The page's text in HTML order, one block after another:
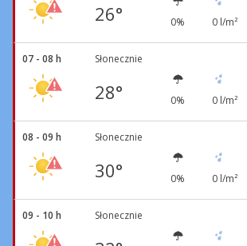
26° 0% 0 l/m²
07 - 08 h Słonecznie
28° 0% 0 l/m²
08 - 09 h Słonecznie
30° 0% 0 l/m²
09 - 10 h Słonecznie